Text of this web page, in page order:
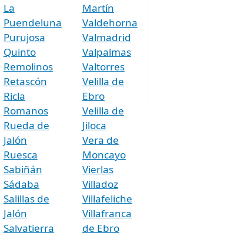
La
Puendeluna
Purujosa
Quinto
Remolinos
Retascón
Ricla
Romanos
Rueda de
Jalón
Ruesca
Sabiñán
Sádaba
Salillas de
Jalón
Salvatierra
Martín
Valdehorna
Valmadrid
Valpalmas
Valtorres
Velilla de
Ebro
Velilla de
Jiloca
Vera de
Moncayo
Vierlas
Villadoz
Villafeliche
Villafranca
de Ebro